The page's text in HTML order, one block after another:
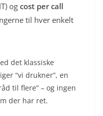
og cost per call
til hver enkelt
det klassiske
“vi drukner”, en
til flere” – og ingen
der har ret.